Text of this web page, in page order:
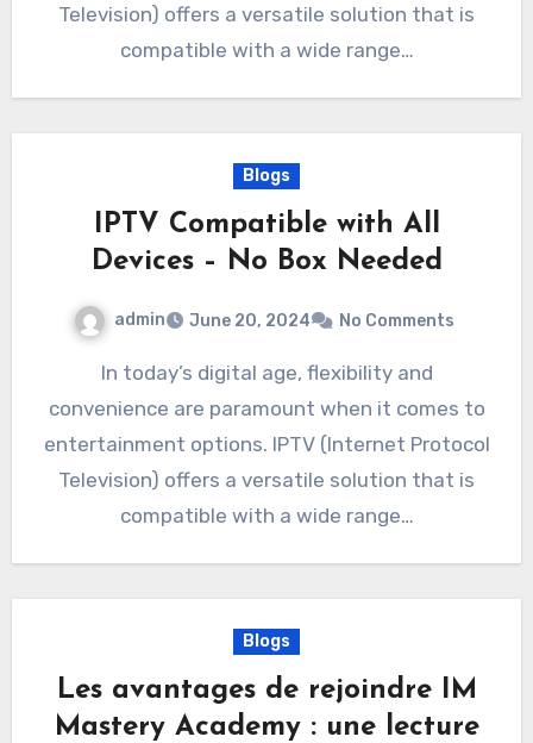
Television) offers a versatile solution that is
compatible with a wide range…
Blogs
IPTV Compatible with All
Devices – No Box Needed
admin June 20, 2024 No Comments
In today’s digital age, flexibility and
convenience are paramount when it comes to
entertainment options. IPTV (Internet Protocol
Television) offers a versatile solution that is
compatible with a wide range…
Blogs
Les avantages de rejoindre IM
Mastery Academy : une lecture